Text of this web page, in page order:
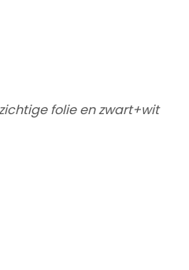
folie en zwart+wit